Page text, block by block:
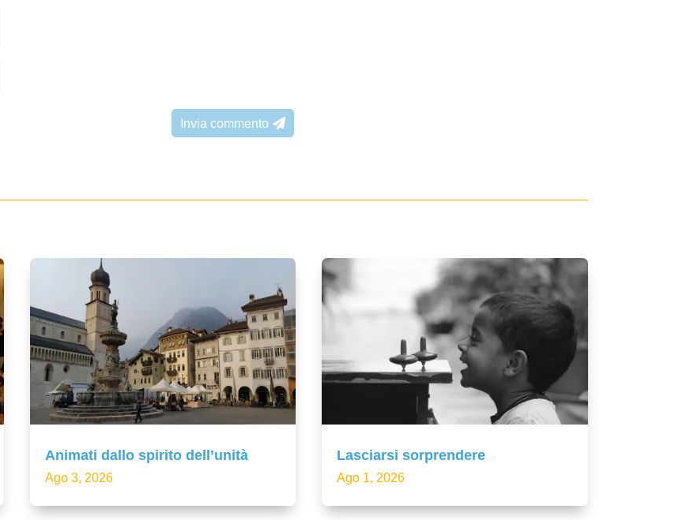
Invia commento
Animati dallo spirito dell’unità
Ago 3, 2026
Lasciarsi sorprendere
Ago 1, 2026